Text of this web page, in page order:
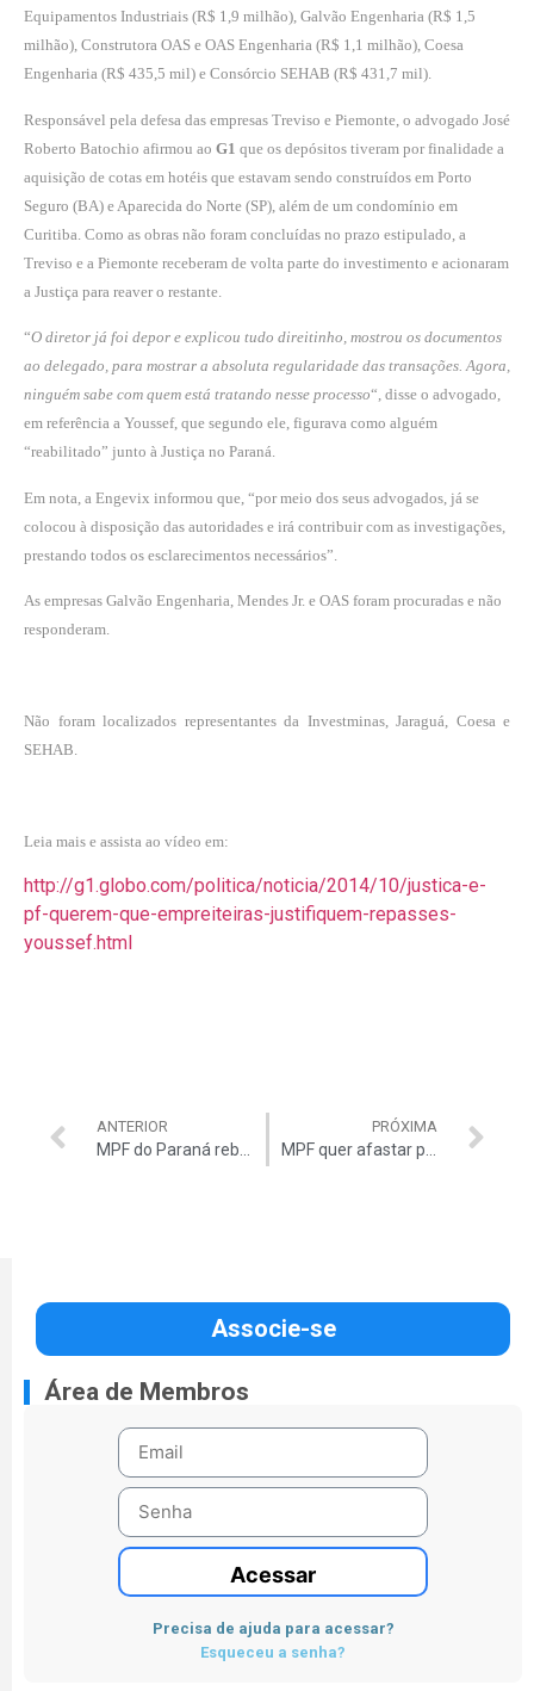
Equipamentos Industriais (R$ 1,9 milhão), Galvão Engenharia (R$ 1,5
milhão), Construtora OAS e OAS Engenharia (R$ 1,1 milhão), Coesa
Engenharia (R$ 435,5 mil) e Consórcio SEHAB (R$ 431,7 mil).
Responsável pela defesa das empresas Treviso e Piemonte, o advogado José
Roberto Batochio afirmou ao G1 que os depósitos tiveram por finalidade a
aquisição de cotas em hotéis que estavam sendo construídos em Porto
Seguro (BA) e Aparecida do Norte (SP), além de um condomínio em
Curitiba. Como as obras não foram concluídas no prazo estipulado, a
Treviso e a Piemonte receberam de volta parte do investimento e acionaram
a Justiça para reaver o restante.
“O diretor já foi depor e explicou tudo direitinho, mostrou os documentos
ao delegado, para mostrar a absoluta regularidade das transações. Agora,
ninguém sabe com quem está tratando nesse processo“, disse o advogado,
em referência a Youssef, que segundo ele, figurava como alguém
“reabilitado” junto à Justiça no Paraná.
Em nota, a Engevix informou que, “por meio dos seus advogados, já se
colocou à disposição das autoridades e irá contribuir com as investigações,
prestando todos os esclarecimentos necessários”.
As empresas Galvão Engenharia, Mendes Jr. e OAS foram procuradas e não
responderam.
Não foram localizados representantes da Investminas, Jaraguá, Coesa e
SEHAB.
Leia mais e assista ao vídeo em:
http://g1.globo.com/politica/noticia/2014/10/justica-e-
pf-querem-que-empreiteiras-justifiquem-repasses-
youssef.html
ANTERIOR PRÓXIMA
Associe-se
Área de Membros
Acessar
Precisa de ajuda para acessar?
Esqueceu a senha?